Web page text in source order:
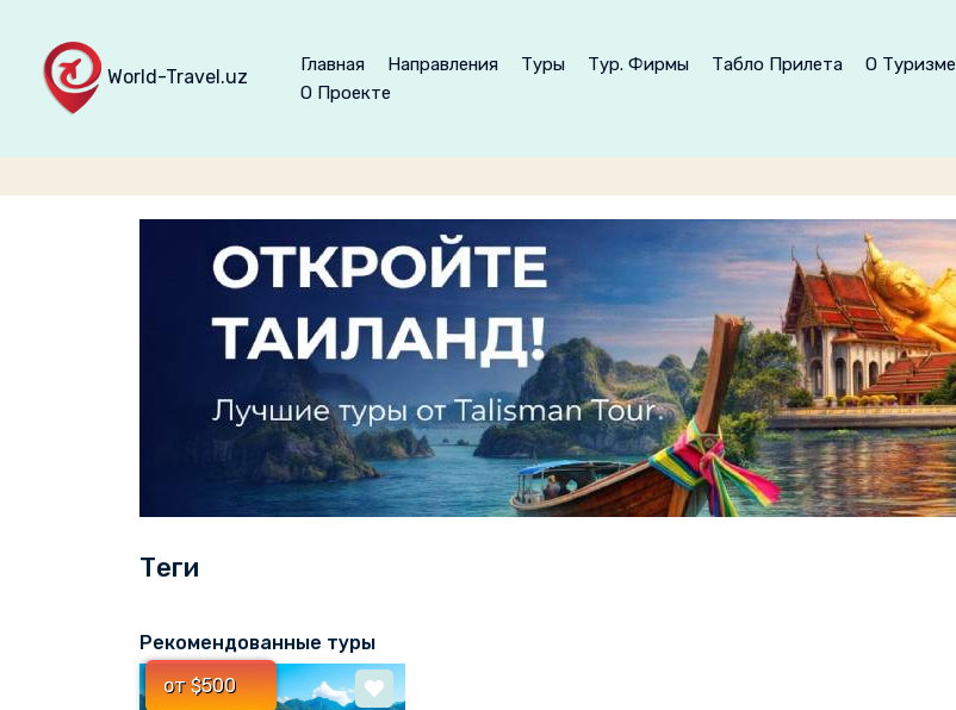
World-Travel.uz
Главная Направления Туры Тур. Фирмы Табло Прилета
О Туризме
О Проекте
Теги
Рекомендованные туры
от $500